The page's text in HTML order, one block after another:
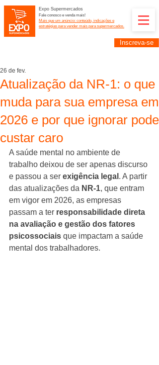
Expo Supermercados
Fale conosco e venda mais!
Mais que um anúncio: conteúdo, indicações e
estratégias para vender mais para supermercados.
Inscreva-se
Atualização da NR-1: o que
muda para sua empresa em
2026 e por que ignorar pode
custar caro
26 de fev.
A saúde mental no ambiente de
trabalho deixou de ser apenas discurso
e passou a ser exigência legal . A partir
das atualizações da NR-1, que entram
em vigor em 2026, as empresas
passam a ter responsabilidade direta
na avaliação e gestão dos fatores
psicossociais que impactam a saúde
mental dos trabalhadores.